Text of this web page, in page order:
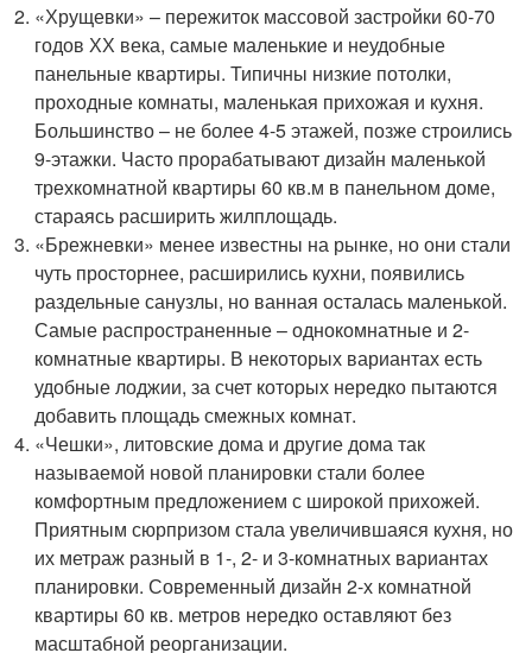
«Хрущевки» – пережиток массовой застройки 60-70
годов ХХ века, самые маленькие и неудобные
панельные квартиры. Типичны низкие потолки,
проходные комнаты, маленькая прихожая и кухня.
Большинство – не более 4-5 этажей, позже строились
9-этажки. Часто прорабатывают дизайн маленькой
трехкомнатной квартиры 60 кв.м в панельном доме,
стараясь расширить жилплощадь.
«Брежневки» менее известны на рынке, но они стали
чуть просторнее, расширились кухни, появились
раздельные санузлы, но ванная осталась маленькой.
Самые распространенные – однокомнатные и 2-
комнатные квартиры. В некоторых вариантах есть
удобные лоджии, за счет которых нередко пытаются
добавить площадь смежных комнат.
«Чешки», литовские дома и другие дома так
называемой новой планировки стали более
комфортным предложением с широкой прихожей.
Приятным сюрпризом стала увеличившаяся кухня, но
их метраж разный в 1-, 2- и 3-комнатных вариантах
планировки. Современный дизайн 2-х комнатной
квартиры 60 кв. метров нередко оставляют без
масштабной реорганизации.